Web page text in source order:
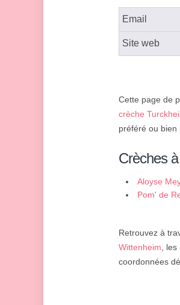
Email
Site web
Cette page de
crèche
préféré ou bien
Crèches
Aloyse
Pom' de
Retrouvez à
Wittenheim, les
coordonnées